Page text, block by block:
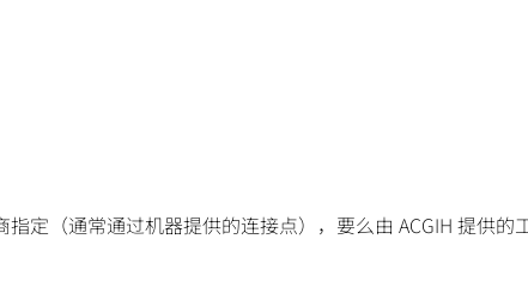
定（通常通过机器提供的连接点），要么由 ACGIH 提供的